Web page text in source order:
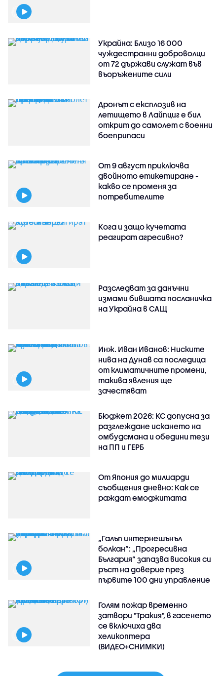
Украйна: Близо 16 000
чуждестранни доброволци
от 72 държави служат във
въоръжените сили
Дронът с експлозив на
летището в Лайпциг е бил
открит до самолет с военни
боеприпаси
От 9 август приключва
двойното етикетиране -
какво се променя за
потребителите
Кога и защо кучетата
реагират агресивно?
Разследват за данъчни
измами бившата посланичка
на Украйна в САЩ
Инж. Иван Иванов: Ниските
нива на Дунав са последица
от климатичните промени,
такива явления ще
зачестяват
Бюджет 2026: КС допусна за
разглеждане искането на
омбудсмана и обедини тези
на ПП и ГЕРБ
От Япония до милиарди
съобщения дневно: Как се
раждат емоджитата
„Галъп интернешънъл
болкан“: „Прогресивна
България“ запазва високия си
ръст на доверие през
първите 100 дни управление
Голям пожар временно
затвори "Тракия", в гасенето
се включиха два
хеликоптера
(ВИДЕО+СНИМКИ)